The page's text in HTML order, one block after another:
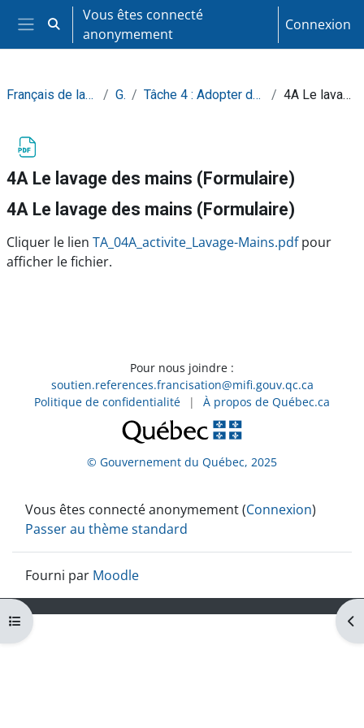
Passer au contenu principal
Panneau latéral
Activer/désactiver la saisie de recherche
Vous êtes connecté
anonymement
Connexion
Ouvrir l’index du cours
Français de la transformation alimentaire Général Tâche 4 : Adopter de bonnes pratiques d'hygiène au travail 4A Le lavage des mains (Formulaire)
4A Le lavage des mains (Formulaire)
4A Le lavage des mains (Formulaire)
Conditions d’achèvement
Cliquer le lien TA_04A_activite_Lavage-Mains.pdfpour
afficher le fichier.
Pour nous joindre :
soutien.references.francisation@mifi.gouv.qc.ca
Politique de confidentialité
| À propos de Québec.ca
© Gouvernement du Québec, 2025
Vous êtes connecté anonymement (Connexion)
Passer au thème standard
Fourni par Moodle